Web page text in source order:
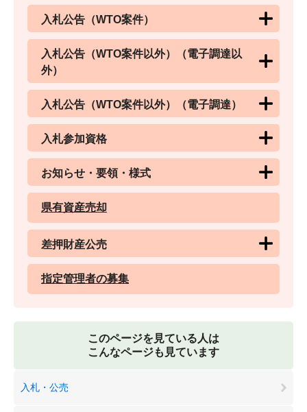
入札公告（WTO案件）
入札公告（WTO案件以外）（電子調達以
外）
入札公告（WTO案件以外）（電子調達）
入札参加資格
お知らせ・要領・様式
県有資産売却
差押財産公売
指定管理者の募集
このページを見ている人は
こんなページも見ています
入札・公売